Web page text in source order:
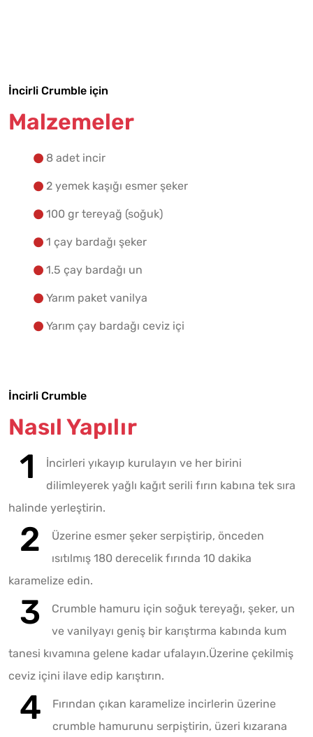
İncirli Crumble için
Malzemeler
8 adet incir
2 yemek kaşığı esmer şeker
100 gr tereyağ (soğuk)
1 çay bardağı şeker
1.5 çay bardağı un
Yarım paket vanilya
Yarım çay bardağı ceviz içi
İncirli Crumble
Nasıl Yapılır
İncirleri yıkayıp kurulayın ve her birini
dilimleyerek yağlı kağıt serili fırın kabına tek sıra
halinde yerleştirin.
Üzerine esmer şeker serpiştirip, önceden
ısıtılmış 180 derecelik fırında 10 dakika
karamelize edin.
Crumble hamuru için soğuk tereyağı, şeker, un
ve vanilyayı geniş bir karıştırma kabında kum
tanesi kıvamına gelene kadar ufalayın.Üzerine çekilmiş
ceviz içini ilave edip karıştırın.
Fırından çıkan karamelize incirlerin üzerine
crumble hamurunu serpiştirin, üzeri kızarana